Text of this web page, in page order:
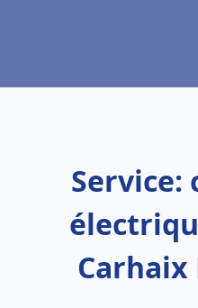
Service: